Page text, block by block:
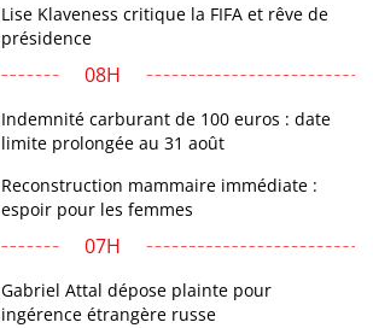
Lise Klaveness critique la FIFA et rêve de
présidence
08H
Indemnité carburant de 100 euros : date
limite prolongée au 31 août
Reconstruction mammaire immédiate :
espoir pour les femmes
07H
Gabriel Attal dépose plainte pour
ingérence étrangère russe